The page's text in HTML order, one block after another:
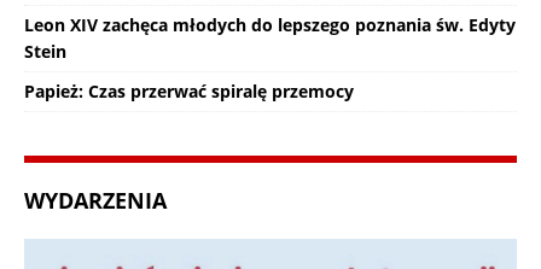
Leon XIV zachęca młodych do lepszego poznania św. Edyty
Stein
Papież: Czas przerwać spiralę przemocy
WYDARZENIA